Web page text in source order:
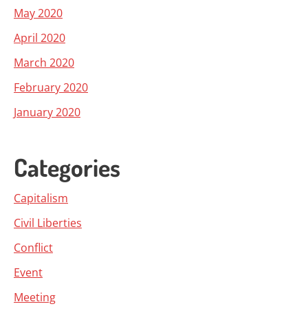
May 2020
April 2020
March 2020
February 2020
January 2020
Categories
Capitalism
Civil Liberties
Conflict
Event
Meeting